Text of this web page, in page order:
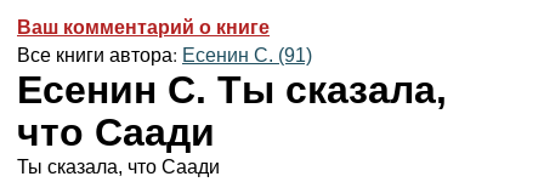
Ваш комментарий о книге
Все книги автора: Есенин С. (91)
Есенин С. Ты сказала,
что Саади
Ты сказала, что Саади